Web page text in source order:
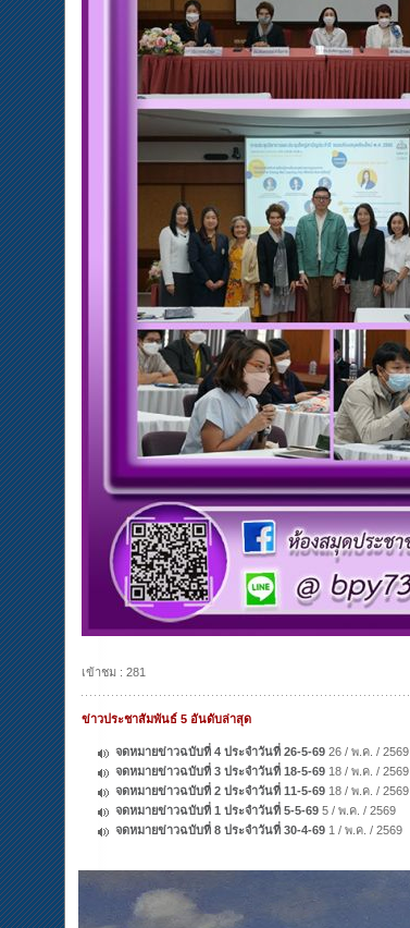
เข้าชม : 281
ข่าวประชาสัมพันธ์ 5 อันดับล่าสุด
จดหมายข่าวฉบับที่ 4 ประจำวันที่ 26-5-69 26 / พ.ค. / 2569
จดหมายข่าวฉบับที่ 3 ประจำวันที่ 18-5-69 18 / พ.ค. / 2569
จดหมายข่าวฉบับที่ 2 ประจำวันที่ 11-5-69 18 / พ.ค. / 2569
จดหมายข่าวฉบับที่ 1 ประจำวันที่ 5-5-69 5 / พ.ค. / 2569
จดหมายข่าวฉบับที่ 8 ประจำวันที่ 30-4-69 1 / พ.ค. / 2569